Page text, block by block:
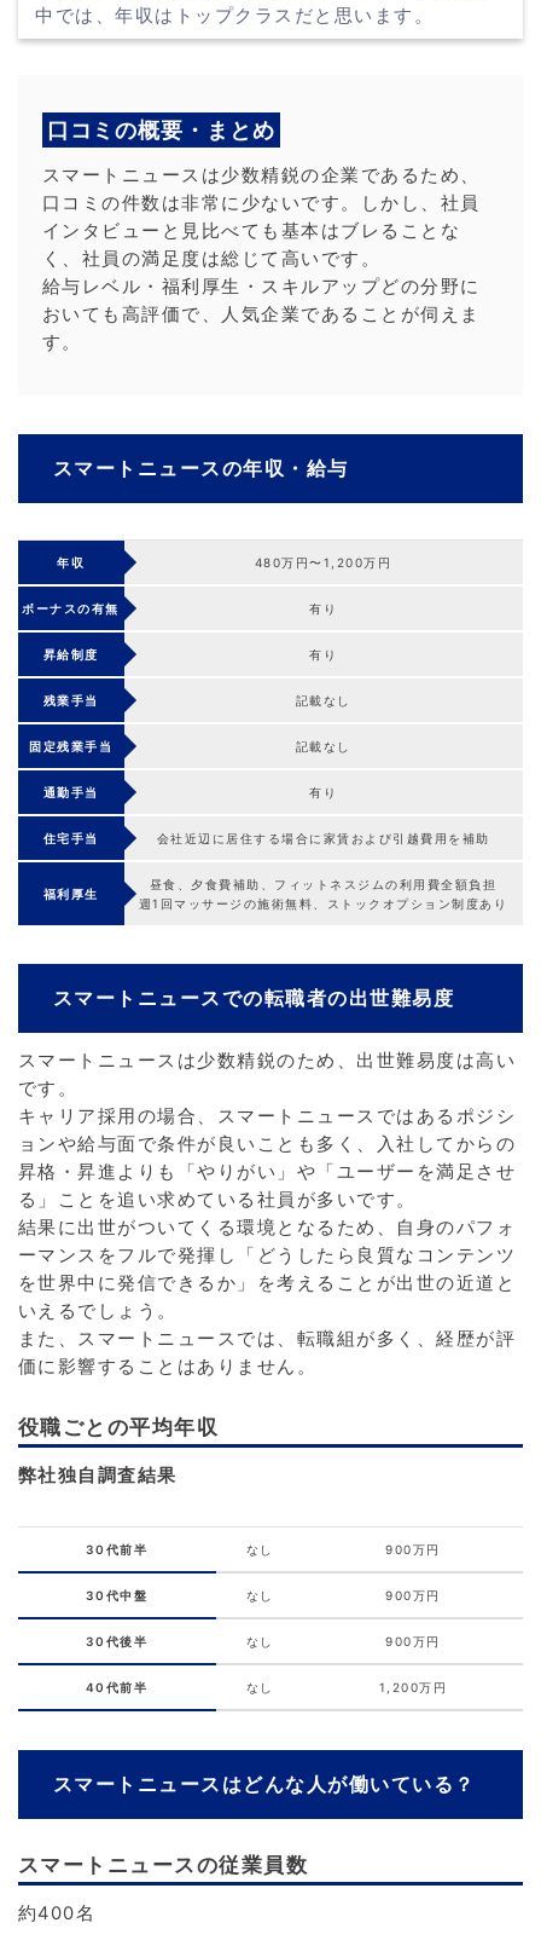
中では、年収はトップクラスだと思います。
口コミの概要・まとめ
スマートニュースは少数精鋭の企業であるため、
口コミの件数は非常に少ないです。しかし、社員
インタビューと見比べても基本はブレることな
く、社員の満足度は総じて高いです。
給与レベル・福利厚生・スキルアップどの分野に
おいても高評価で、人気企業であることが伺えま
す。
スマートニュースの年収・給与
年収 480万円〜1,200万円
ボーナスの有無 有り
昇給制度 有り
残業手当 記載なし
固定残業手当 記載なし
通勤手当 有り
住宅手当 会社近辺に居住する場合に家賃および引越費用を補助
福利厚生
昼食、夕食費補助、フィットネスジムの利用費全額負担
週1回マッサージの施術無料、ストックオプション制度あり
スマートニュースでの転職者の出世難易度
スマートニュースは少数精鋭のため、出世難易度は高い
です。
キャリア採用の場合、スマートニュースではあるポジシ
ョンや給与面で条件が良いことも多く、入社してからの
昇格・昇進よりも「やりがい」や「ユーザーを満足させ
る」ことを追い求めている社員が多いです。
結果に出世がついてくる環境となるため、自身のパフォ
ーマンスをフルで発揮し「どうしたら良質なコンテンツ
を世界中に発信できるか」を考えることが出世の近道と
いえるでしょう。
また、スマートニュースでは、転職組が多く、経歴が評
価に影響することはありません。
役職ごとの平均年収
弊社独自調査結果
30代前半 なし 900万円
30代中盤 なし 900万円
30代後半 なし 900万円
40代前半 なし 1,200万円
スマートニュースはどんな人が働いている？
スマートニュースの従業員数
約400名